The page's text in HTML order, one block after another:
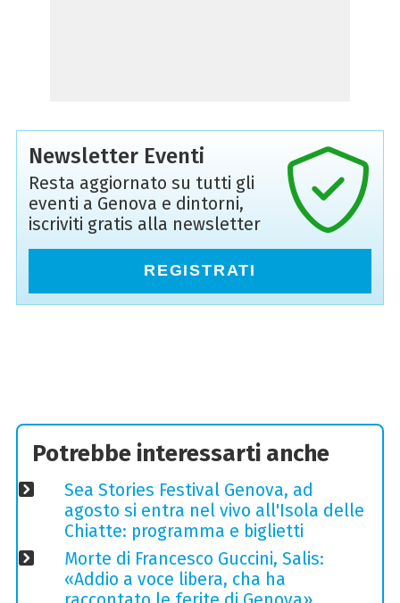
Newsletter Eventi
Resta aggiornato su tutti gli
eventi a Genova e dintorni,
iscriviti gratis alla newsletter
REGISTRATI
Potrebbe interessarti anche
Sea Stories Festival Genova, ad
agosto si entra nel vivo all'Isola delle
Chiatte: programma e biglietti
Morte di Francesco Guccini, Salis:
«Addio a voce libera, cha ha